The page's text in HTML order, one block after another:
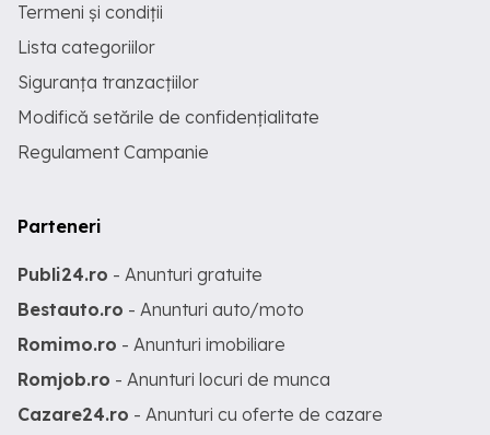
Termeni și condiții
Lista categoriilor
Siguranța tranzacțiilor
Modifică setările de confidențialitate
Regulament Campanie
Parteneri
Publi24.ro - Anunturi gratuite
Bestauto.ro - Anunturi auto/moto
Romimo.ro - Anunturi imobiliare
Romjob.ro - Anunturi locuri de munca
Cazare24.ro - Anunturi cu oferte de cazare